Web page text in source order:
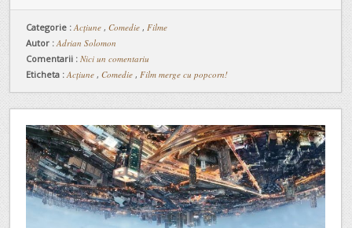
Categorie :Acţiune , Comedie , Filme
Autor : Adrian Solomon
Comentarii : Nici un comentariu
Eticheta : Acțiune , Comedie , Film merge cu popcorn!